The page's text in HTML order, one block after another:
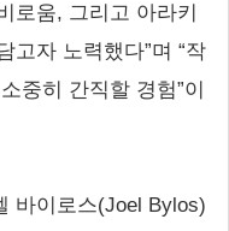
로움, 그리고 아라키
고자 노력했다”며 “작
중히 간직할 경험”이
바이로스(Joel Bylos)